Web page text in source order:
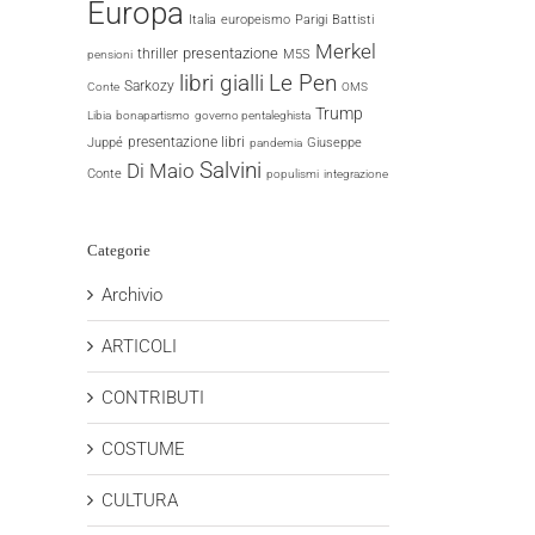
Europa Italia europeismo Parigi Battisti
pensioni thriller presentazione M5S Merkel
Conte Sarkozy libri gialli Le Pen OMS
Libia bonapartismo governo pentaleghista Trump
Juppé presentazione libri pandemia Giuseppe
Conte Di Maio Salvini populismi integrazione
Categorie
Archivio
ARTICOLI
CONTRIBUTI
COSTUME
CULTURA